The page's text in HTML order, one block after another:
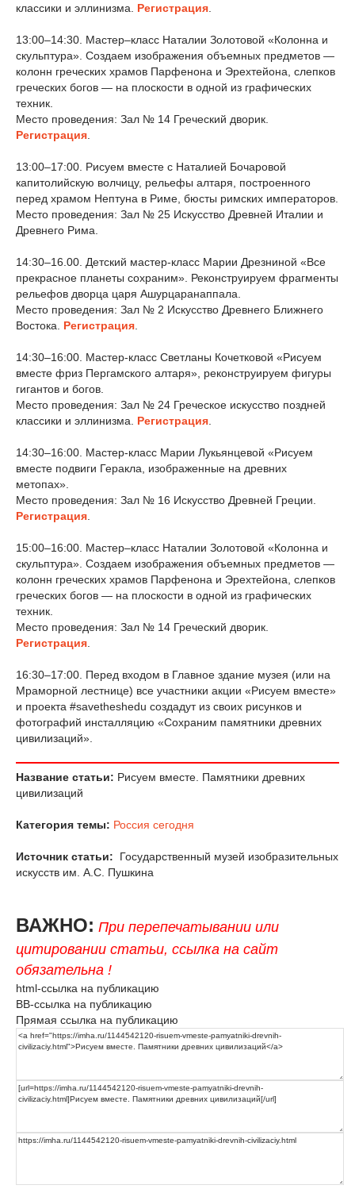
классики и эллинизма. Регистрация.
13:00–14:30. Мастер–класс Наталии Золотовой «Колонна и
скульптура». Создаем изображения объемных предметов —
колонн греческих храмов Парфенона и Эрехтейона, слепков
греческих богов — на плоскости в одной из графических
техник.
Место проведения: Зал № 14 Греческий дворик.
Регистрация.
13:00–17:00. Рисуем вместе с Наталией Бочаровой
капитолийскую волчицу, рельефы алтаря, построенного
перед храмом Нептуна в Риме, бюсты римских императоров.
Место проведения: Зал № 25 Искусство Древней Италии и
Древнего Рима.
14:30–16.00. Детский мастер-класс Марии Дрезниной «Все
прекрасное планеты сохраним». Реконструируем фрагменты
рельефов дворца царя Ашурцаранаппала.
Место проведения: Зал № 2 Искусство Древнего Ближнего
Востока. Регистрация.
14:30–16:00. Мастер-класс Светланы Кочетковой «Рисуем
вместе фриз Пергамского алтаря», реконструируем фигуры
гигантов и богов.
Место проведения: Зал № 24 Греческое искусство поздней
классики и эллинизма. Регистрация.
14:30–16:00. Мастер-класс Марии Лукьянцевой «Рисуем
вместе подвиги Геракла, изображенные на древних
метопах».
Место проведения: Зал № 16 Искусство Древней Греции.
Регистрация.
15:00–16:00. Мастер–класс Наталии Золотовой «Колонна и
скульптура». Создаем изображения объемных предметов —
колонн греческих храмов Парфенона и Эрехтейона, слепков
греческих богов — на плоскости в одной из графических
техник.
Место проведения: Зал № 14 Греческий дворик.
Регистрация.
16:30–17:00. Перед входом в Главное здание музея (или на
Мраморной лестнице) все участники акции «Рисуем вместе»
и проекта #savetheshedu создадут из своих рисунков и
фотографий инсталляцию «Сохраним памятники древних
цивилизаций».
Название статьи: Рисуем вместе. Памятники древних
цивилизаций
Категория темы: Россия сегодня
Источник статьи:
Государственный музей изобразительных
искусств им. А.С. Пушкина
ВАЖНО: При перепечатывании или
цитировании статьи, ссылка на сайт
обязательна !
html-ссылка на публикацию
BB-ссылка на публикацию
Прямая ссылка на публикацию